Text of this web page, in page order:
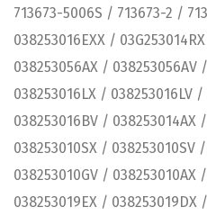
713673-5006S / 713673-2 /
038253016EXX /
038253056AX /
038253016LX / 038253016LV
038253016BV / 038253014AX
038253010SX / 038253010SV
038253010GV / 038253010AX
038253019EX / 038253019DX